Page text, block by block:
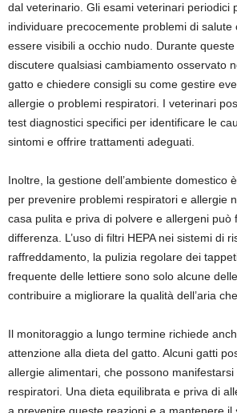
dal veterinario. Gli esami veterinari periodici
individuare precocemente problemi di salute
essere visibili a occhio nudo. Durante
discutere qualsiasi cambiamento osservato
gatto e chiedere consigli su come gestire
allergie o problemi respiratori. I veterinari
test diagnostici specifici per identificare le
sintomi e offrire trattamenti adeguati.
Inoltre, la gestione dell’ambiente domestico
per prevenire problemi respiratori e allergie
casa pulita e priva di polvere e allergeni può
differenza. L’uso di filtri HEPA nei sistemi di
raffreddamento, la pulizia regolare dei
frequente delle lettiere sono solo alcune
contribuire a migliorare la qualità dell’aria
Il monitoraggio a lungo termine richiede
attenzione alla dieta del gatto. Alcuni gatti
allergie alimentari, che possono manifestarsi
respiratori. Una dieta equilibrata e priva di